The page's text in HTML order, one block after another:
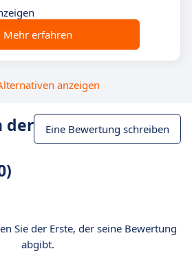
Mehr erfahren
anzeigen
der
Eine Bewertung schreiben
Sie der Erste, der seine Bewertung
abgibt.